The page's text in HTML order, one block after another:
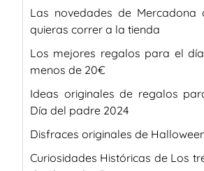
Las novedades de Mercadona
quieras correr a la tienda
Los mejores regalos para el
menos de 20€
Ideas originales de regalos
Día del padre 2024
Disfraces originales de
Curiosidades Históricas de Los